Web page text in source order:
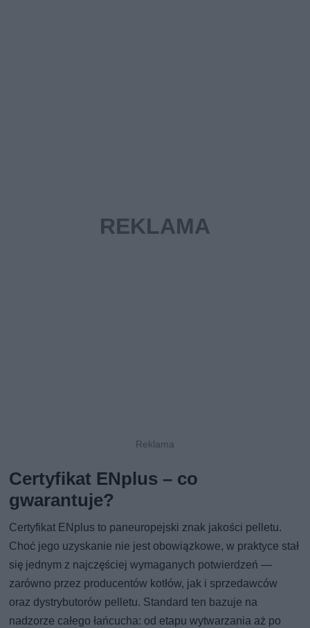
Certyfikat ENplus – co
gwarantuje?
Certyfikat ENplus to paneuropejski znak jakości pelletu.
Choć jego uzyskanie nie jest obowiązkowe, w praktyce stał
się jednym z najczęściej wymaganych potwierdzeń —
zarówno przez producentów kotłów, jak i sprzedawców
oraz dystrybutorów pelletu. Standard ten bazuje na
nadzorze całego łańcucha: od etapu wytwarzania aż po